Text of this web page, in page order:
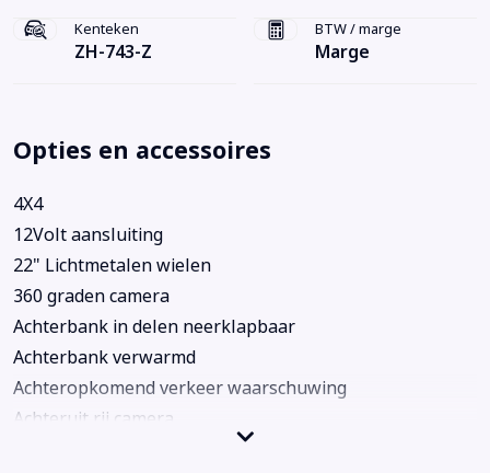
Kenteken
ZH-743-Z
BTW / marge
Marge
Opties en accessoires
4X4
12Volt aansluiting
22" Lichtmetalen wielen
360 graden camera
Achterbank in delen neerklapbaar
Achterbank verwarmd
Achteropkomend verkeer waarschuwing
Achteruit rij camera